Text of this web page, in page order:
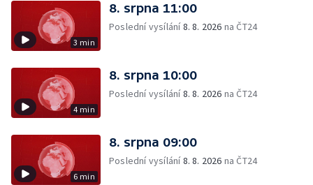
3 min
8. srpna 11:00
Poslední vysílání8. 8. 2026 na ČT24
4 min
8. srpna 10:00
Poslední vysílání8. 8. 2026 na ČT24
6 min
8. srpna 09:00
Poslední vysílání8. 8. 2026 na ČT24